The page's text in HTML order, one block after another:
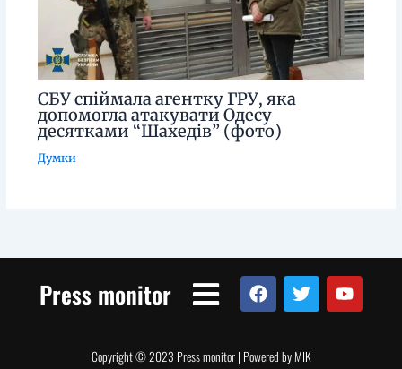
СБУ спіймала агентку ГРУ, яка
допомогла атакувати Одесу
десятками “Шахедів” (фото)
Думки
Press monitor Menu
F
a
c
b
T
w
i
t
Y
o
u
Copyright © 2023 Press monitor | Powered by MIK